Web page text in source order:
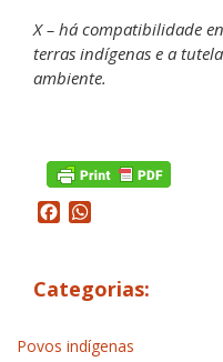
X – há compatibilidade
terras indígenas e a
ambiente.
Facebook
Categorias:
Povos indígenas